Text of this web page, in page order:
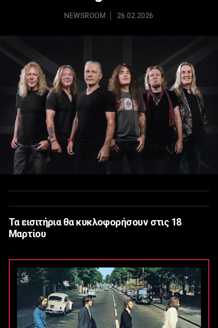
NEWSROOM 26.02.2026
Τα εισιτήρια θα κυκλοφορήσουν στις 18
Μαρτίου